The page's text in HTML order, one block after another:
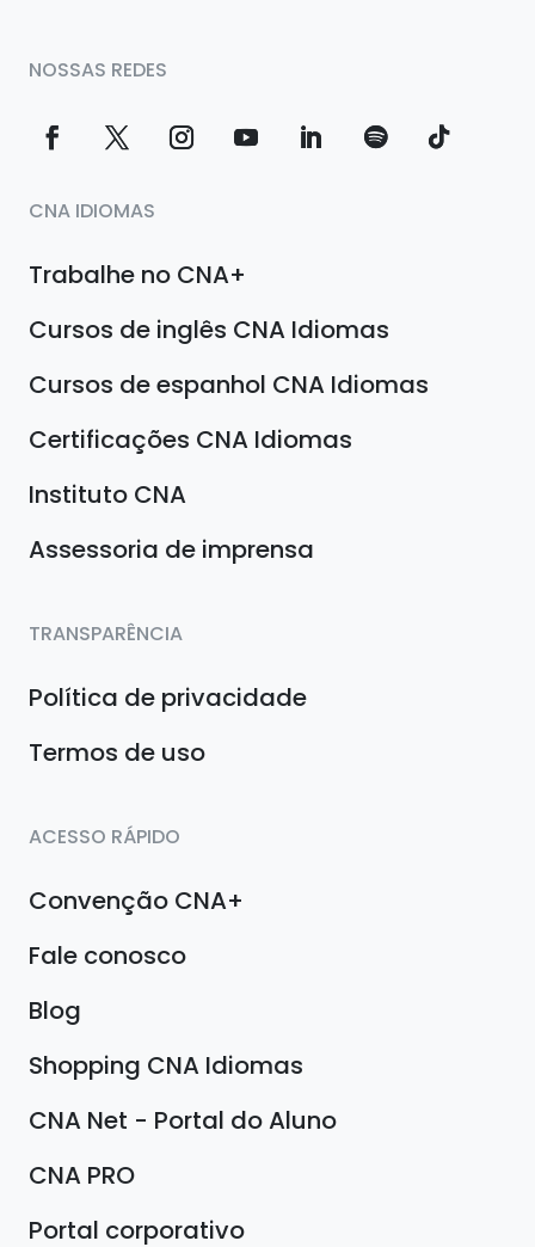
NOSSAS REDES
CNA IDIOMAS
Trabalhe no CNA+
Cursos de inglês CNA Idiomas
Cursos de espanhol CNA Idiomas
Certificações CNA Idiomas
Instituto CNA
Assessoria de imprensa
TRANSPARÊNCIA
Política de privacidade
Termos de uso
ACESSO RÁPIDO
Convenção CNA+
Fale conosco
Blog
Shopping CNA Idiomas
CNA Net - Portal do Aluno
CNA PRO
Portal corporativo